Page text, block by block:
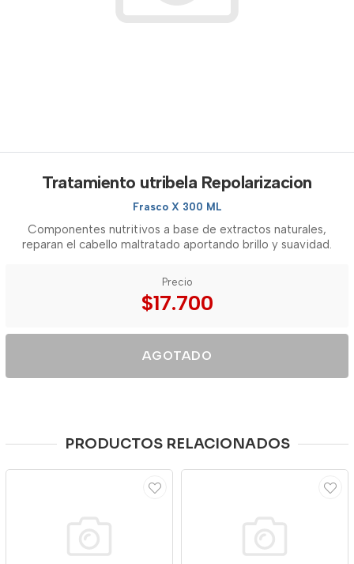
Tratamiento utribela Repolarizacion
Frasco X 300 ML
Componentes nutritivos a base de extractos naturales,
reparan el cabello maltratado aportando brillo y suavidad.
Precio
$17.700
AGOTADO
PRODUCTOS RELACIONADOS